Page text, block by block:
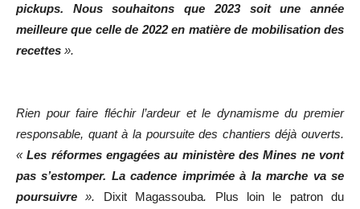
pickups. Nous souhaitons que 2023 soit une année
meilleure que celle de 2022 en matière de mobilisation des
recettes ».
Rien pour faire fléchir l’ardeur et le dynamisme du premier
responsable, quant à la poursuite des chantiers déjà ouverts.
«Les réformes engagées au ministère des Mines ne vont
pas s’estomper. La cadence imprimée à la marche va se
poursuivre ». Dixit Magassouba. Plus loin le patron du